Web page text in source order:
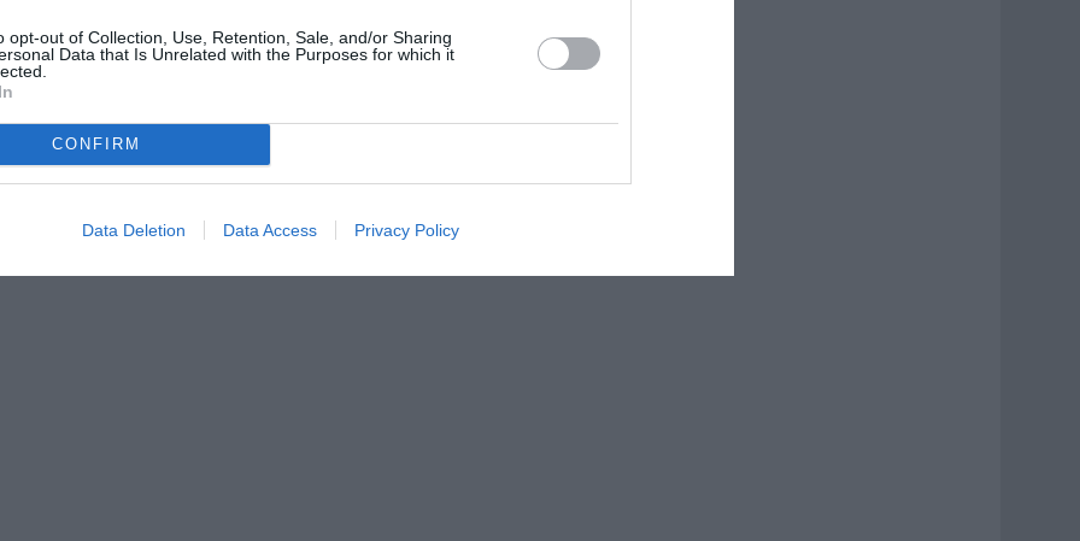
opt-out of Collection, Use, Retention, Sale, and/or Sharing
Data that Is Unrelated with the Purposes for which it
CONFIRM
Data Deletion Data Access Privacy Policy
lea ceas, pentru relația cu
ROUNIT, care susține repatrierea
națională, atrage atenția asupra
privind diaspora și cere premierului
înapoi acasă.